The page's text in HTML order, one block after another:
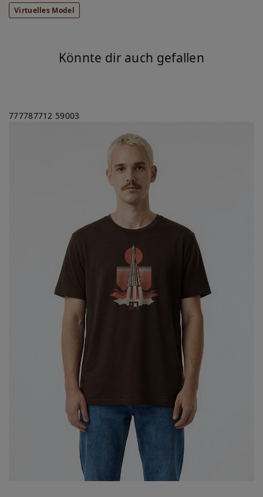
Virtuelles Model
Könnte dir auch gefallen
777787712 59003